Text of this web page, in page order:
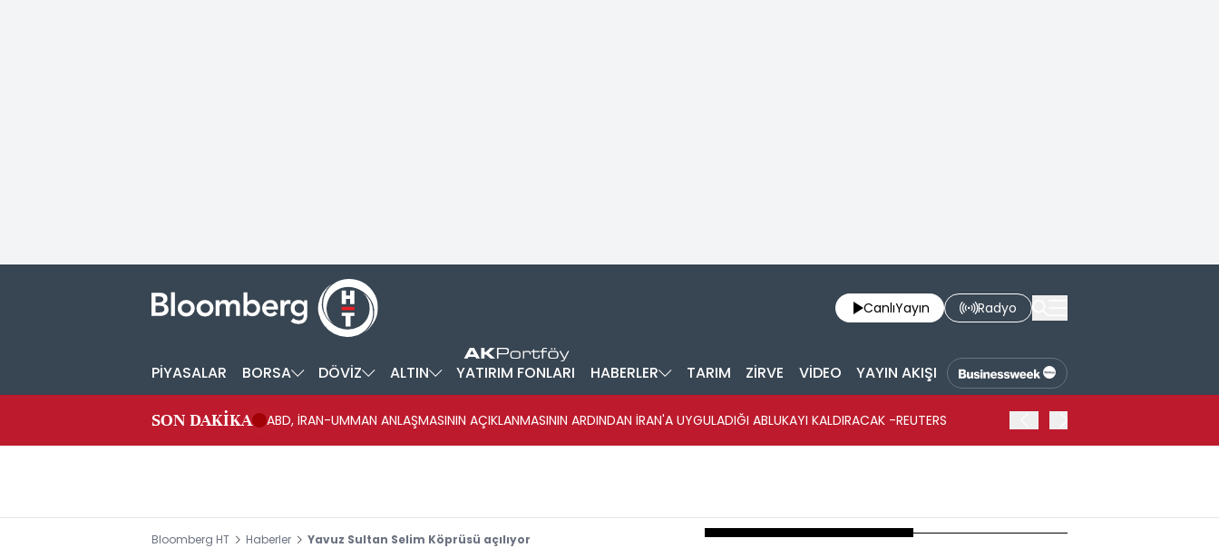
CanlıYayın Radyo
PİYASALAR BORSA DÖVİZ ALTIN YATIRIM FONLARI HABERLER TARIM ZİRVE VİDEO YAYIN AKIŞI
SON DAKİKA ABD, İRAN-UMMAN ANLAŞMASININ AÇIKLANMASININ ARDINDAN İRAN'A UYGULADIĞI ABLUKAYI KALDIRACAK -REUTERS
Bloomberg HT Haberler Yavuz Sultan Selim Köprüsü açılıyor